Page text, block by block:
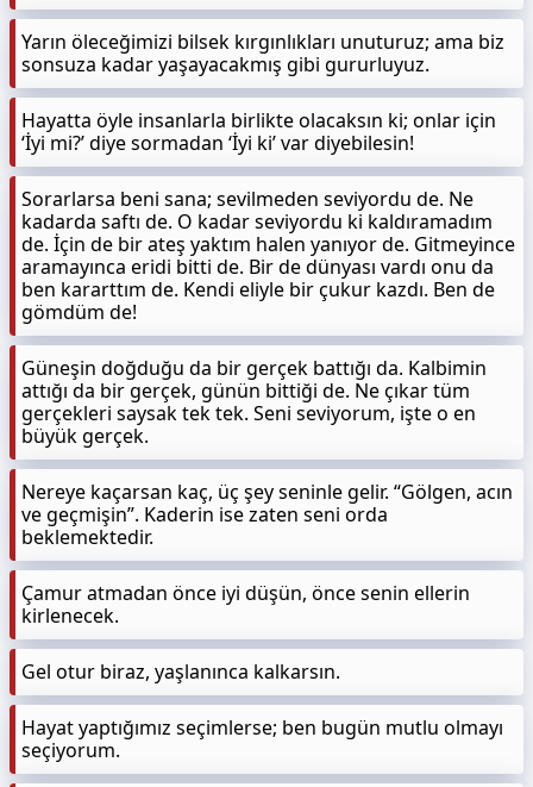
Yarın öleceğimizi bilsek kırgınlıkları unuturuz; ama biz
sonsuza kadar yaşayacakmış gibi gururluyuz.
Hayatta öyle insanlarla birlikte olacaksın ki; onlar için
‘İyi mi?’ diye sormadan ‘İyi ki’ var diyebilesin!
Sorarlarsa beni sana; sevilmeden seviyordu de. Ne
kadarda saftı de. O kadar seviyordu ki kaldıramadım
de. İçin de bir ateş yaktım halen yanıyor de. Gitmeyince
aramayınca eridi bitti de. Bir de dünyası vardı onu da
ben kararttım de. Kendi eliyle bir çukur kazdı. Ben de
gömdüm de!
Güneşin doğduğu da bir gerçek battığı da. Kalbimin
attığı da bir gerçek, günün bittiği de. Ne çıkar tüm
gerçekleri saysak tek tek. Seni seviyorum, işte o en
büyük gerçek.
Nereye kaçarsan kaç, üç şey seninle gelir. “Gölgen, acın
ve geçmişin”. Kaderin ise zaten seni orda
beklemektedir.
Çamur atmadan önce iyi düşün, önce senin ellerin
kirlenecek.
Gel otur biraz, yaşlanınca kalkarsın.
Hayat yaptığımız seçimlerse; ben bugün mutlu olmayı
seçiyorum.